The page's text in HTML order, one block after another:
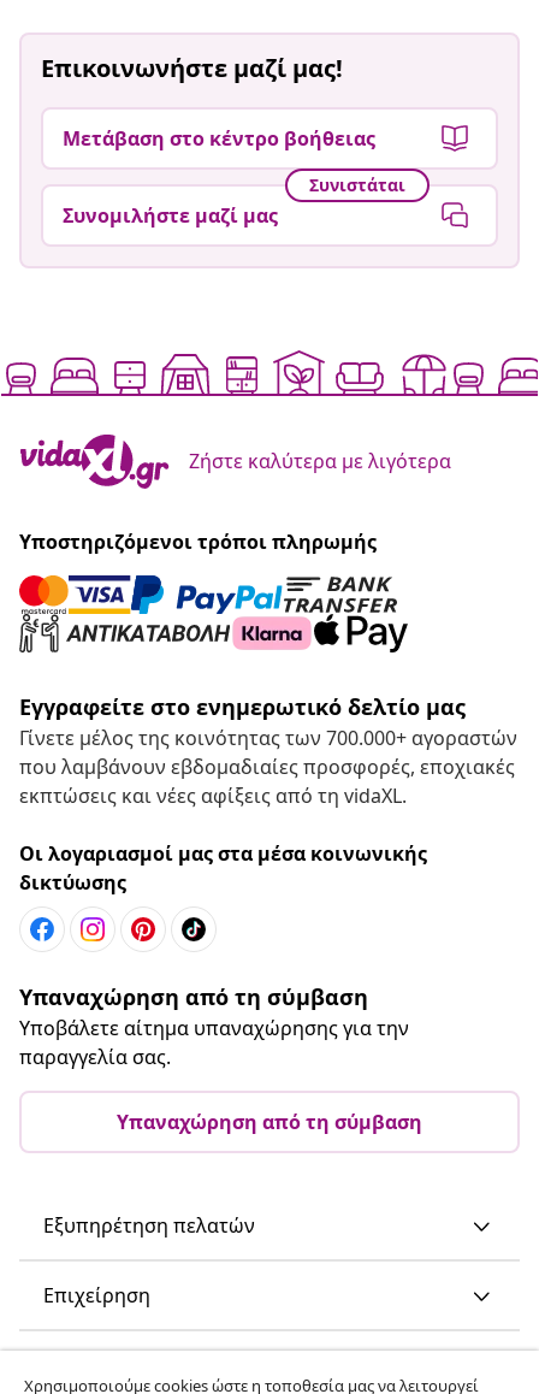
Επικοινωνήστε μαζί μας!
Μετάβαση στο κέντρο βοήθειας
Συνιστάται
Συνομιλήστε μαζί μας
Ζήστε καλύτερα με λιγότερα
Υποστηριζόμενοι τρόποι πληρωμής
Εγγραφείτε στο ενημερωτικό δελτίο μας
Γίνετε μέλος της κοινότητας των 700.000+ αγοραστών
που λαμβάνουν εβδομαδιαίες προσφορές, εποχιακές
εκπτώσεις και νέες αφίξεις από τη vidaXL.
Οι λογαριασμοί μας στα μέσα κοινωνικής
δικτύωσης
Υπαναχώρηση από τη σύμβαση
Υποβάλετε αίτημα υπαναχώρησης για την
παραγγελία σας.
Υπαναχώρηση από τη σύμβαση
Εξυπηρέτηση πελατών
Επιχείρηση
Χρησιμοποιούμε cookies ώστε η τοποθεσία μας να λειτουργεί